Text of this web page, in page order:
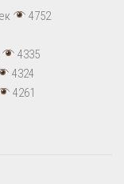
4752
4335
4324
4261